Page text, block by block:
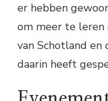
er hebben
om meer te leren
van Schotland
daarin heeft